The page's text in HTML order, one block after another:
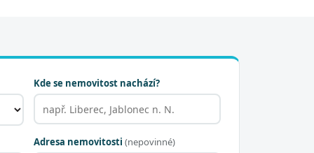
Kde se nemovitost nachází?
Adresa nemovitosti (nepovinné)